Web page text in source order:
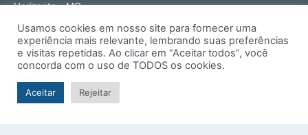
Horizonte - MG
Tel: (31) 3274-1566
Contato: ouvidoria@tjmmg.jus.br
Funcionamento: Segunda a Sexta, das 8h às 18h
Usamos cookies em nosso site para fornecer uma
experiência mais relevante, lembrando suas preferências
e visitas repetidas. Ao clicar em “Aceitar todos”, você
concorda com o uso de TODOS os cookies.
Aceitar Rejeitar